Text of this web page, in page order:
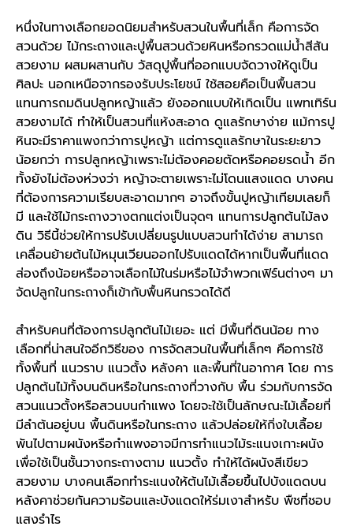
หนึ่งในทางเลือกยอดนิยมสำหรับสวนในพื้นที่เล็ก คือการจัด
สวนด้วย ไม้กระถางและปูพื้นสวนด้วยหินหรือกรวดแม่น้ำสีสัน
สวยงาม ผสมผสานกับ วัสดุปูพื้นที่ออกแบบจัดวางให้ดูเป็น
ศิลปะ นอกเหนือจากรองรับประโยชน์ ใช้สอยคือเป็นพื้นสวน
แทนการถมดินปลูกหญ้าแล้ว ยังออกแบบให้เกิดเป็น แพทเทิร์น
สวยงามได้ ทำให้เป็นสวนที่แห้งสะอาด ดูแลรักษาง่าย แม้การปู
หินจะมีราคาแพงกว่าการปูหญ้า แต่การดูแลรักษาในระยะยาว
น้อยกว่า การปลูกหญ้าเพราะไม่ต้องคอยตัดหรือคอยรดน้ำ อีก
ทั้งยังไม่ต้องห่วงว่า หญ้าจะตายเพราะไม่โดนแสงแดด บางคน
ที่ต้องการความเรียบสะอาดมากๆ อาจถึงขั้นปูหญ้าเทียมเลยก็
มี และใช้ไม้กระถางวางตกแต่งเป็นจุดๆ แทนการปลูกต้นไม้ลง
ดิน วิธีนี้ช่วยให้การปรับเปลี่ยนรูปแบบสวนทำได้ง่าย สามารถ
เคลื่อนย้ายต้นไม้หมุนเวียนออกไปรับแดดได้หากเป็นพื้นที่แดด
ส่องถึงน้อยหรืออาจเลือกไม้ในร่มหรือไม้จำพวกเฟิร์นต่างๆ มา
จัดปลูกในกระถางก็เข้ากับพื้นหินกรวดได้ดี
สำหรับคนที่ต้องการปลูกต้นไม้เยอะ แต่ มีพื้นที่ดินน้อย ทาง
เลือกที่น่าสนใจอีกวิธีของ การจัดสวนในพื้นที่เล็กๆ คือการใช้
ทั้งพื้นที่ แนวราบ แนวตั้ง หลังคา และพื้นที่ในอากาศ โดย การ
ปลูกต้นไม้ทั้งบนดินหรือในกระถางที่วางกับ พื้น ร่วมกับการจัด
สวนแนวตั้งหรือสวนบนกำแพง โดยจะใช้เป็นลักษณะไม้เลื้อยที่
มีลำต้นอยู่บน พื้นดินหรือในกระถาง แล้วปล่อยให้กิ่งใบเลื้อย
พันไปตามผนังหรือกำแพงอาจมีการทำแนวไม้ระแนงเกาะผนัง
เพื่อใช้เป็นชั้นวางกระถางตาม แนวตั้ง ทำให้ได้ผนังสีเขียว
สวยงาม บางคนเลือกทำระแนงให้ต้นไม้เลื้อยขึ้นไปบังแดดบน
หลังคาช่วยกันความร้อนและบังแดดให้ร่มเงาสำหรับ พืชที่ชอบ
แสงรำไร